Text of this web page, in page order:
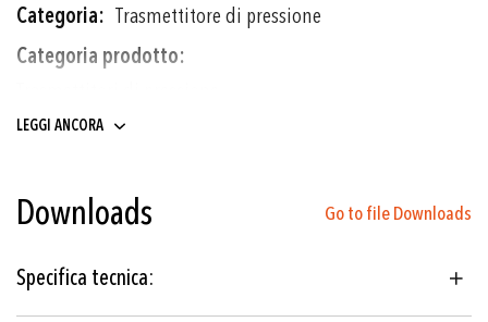
Trasmettitore di pressione
Pressostati elettronici
0 ... 0.2 a 0 ... 1000 bar
LEGGI ANCORA
Downloads Go to file Downloads
Specifica tecnica: